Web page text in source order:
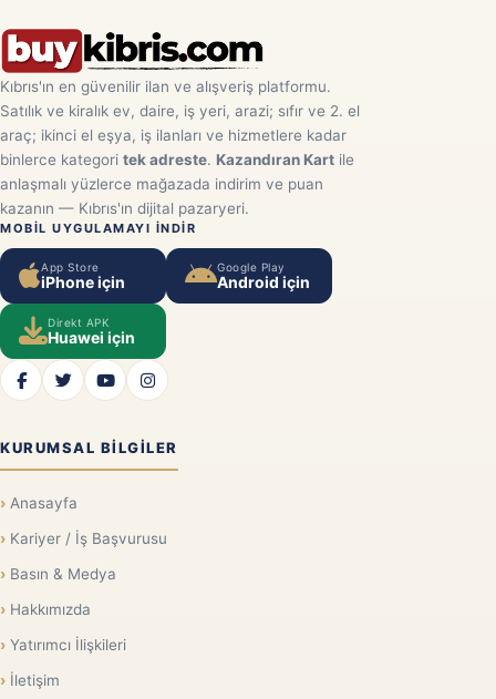
Kıbrıs'ın en güvenilir ilan ve alışveriş platformu.
Satılık ve kiralık ev, daire, iş yeri, arazi; sıfır ve 2. el
araç; ikinci el eşya, iş ilanları ve hizmetlere kadar
binlerce kategori tek adreste. Kazandıran Kart ile
anlaşmalı yüzlerce mağazada indirim ve puan
kazanın — Kıbrıs'ın dijital pazaryeri.
MOBIL UYGULAMAYI INDIR
App Store
iPhone için
Google Play
Android için
Direkt APK
Huawei için
KURUMSAL BILGILER
Anasayfa
Kariyer / İş Başvurusu
Basın & Medya
Hakkımızda
Yatırımcı İlişkileri
İletişim